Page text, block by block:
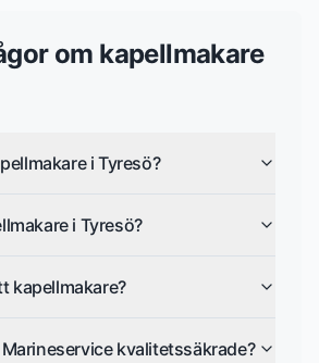
om kapellmakare
i Tyresö?
i Tyresö?
kapellmakare?
kvalitetssäkrade?